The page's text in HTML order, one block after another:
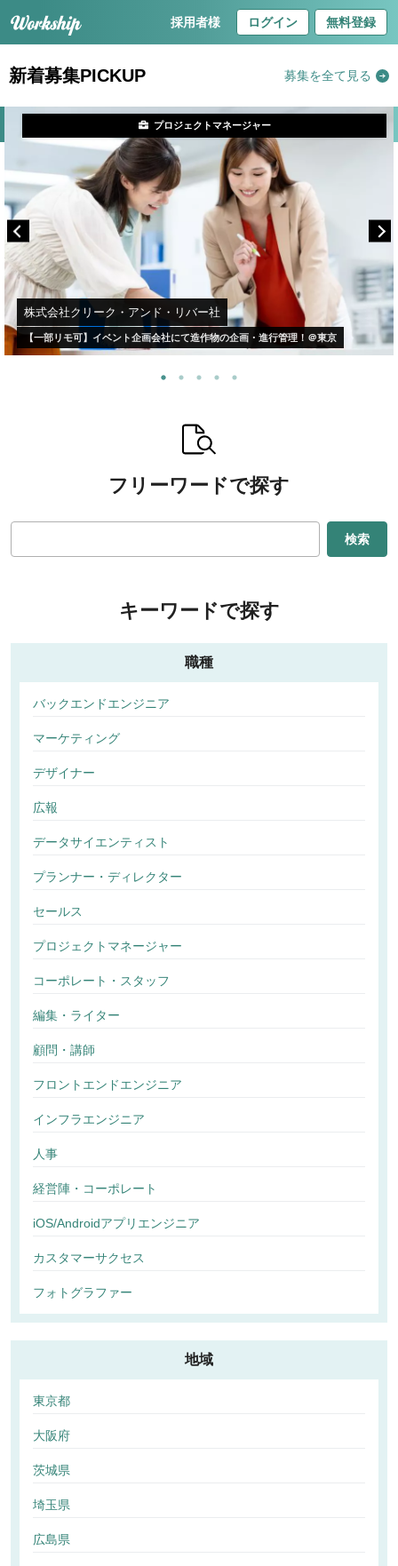
採用者様 ログイン 無料登録
新着募集PICKUP 募集を全て見る
株式会社クリーク・アンド・リバー社
【一部リモ可】イベント企画会社にて造作物の企画・進行管理！＠東京
プロジェクトマネージャー
フリーワードで探す
検索
キーワードで探す
職種
バックエンドエンジニア
マーケティング
デザイナー
広報
データサイエンティスト
プランナー・ディレクター
セールス
プロジェクトマネージャー
コーポレート・スタッフ
編集・ライター
顧問・講師
フロントエンドエンジニア
インフラエンジニア
人事
経営陣・コーポレート
iOS/Androidアプリエンジニア
カスタマーサクセス
フォトグラファー
地域
東京都
大阪府
茨城県
埼玉県
広島県